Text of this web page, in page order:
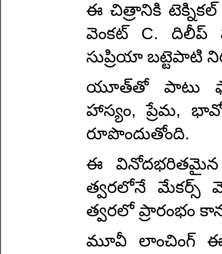
ఈ చిత్రానికి
వెంకట్ C. దిలీప్
సుప్రియా బట్టెపాటి
యూత్‌తో పాటు
హాస్యం, ప్రేమ,
రూపొందుతోంది.
ఈ వినోదభరితమైన
త్వరలోనే మేకర్స్
త్వరలో ప్రారంభం
మూవీ లాంచింగ్